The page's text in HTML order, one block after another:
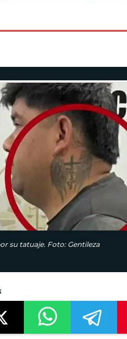
su tatuaje. Foto: Gentileza